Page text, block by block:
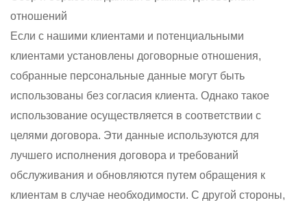
отношений
Если с нашими клиентами и потенциальными
клиентами установлены договорные отношения,
собранные персональные данные могут быть
использованы без согласия клиента. Однако такое
использование осуществляется в соответствии с
целями договора. Эти данные используются для
лучшего исполнения договора и требований
обслуживания и обновляются путем обращения к
клиентам в случае необходимости. С другой стороны,